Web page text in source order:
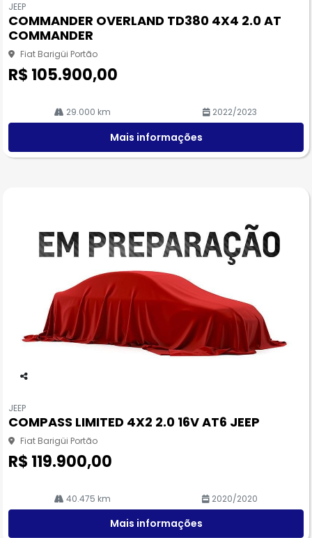
pa
rtil
he
JEEP
COMMANDER OVERLAND TD380 4X4 2.0 AT
COMMANDER
Fiat Barigüi Portão
R$ 105.900,00
29.000 km 2022/2023
Mais informações
pa
rtil
he
JEEP
COMPASS LIMITED 4X2 2.0 16V AT6 JEEP
Fiat Barigüi Portão
R$ 119.900,00
40.475 km 2020/2020
Mais informações